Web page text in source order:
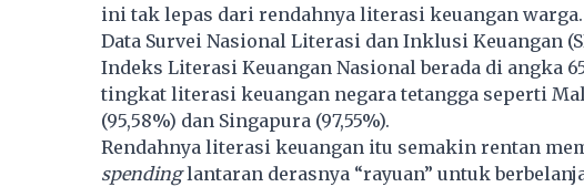
ini tak lepas dari rendahnya literasi keuangan warga.
Data Survei Nasional Literasi dan Inklusi Keuangan
Indeks Literasi Keuangan Nasional berada di angka
tingkat literasi keuangan negara tetangga seperti
(95,58%) dan Singapura (97,55%).
Rendahnya literasi keuangan itu semakin rentan
spendinglantaran derasnya “rayuan” untuk